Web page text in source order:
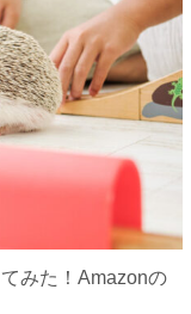
みた！Amazonの